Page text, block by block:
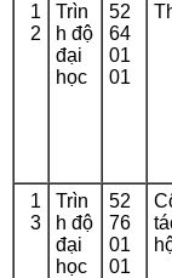
1
2
Trìn
h độ
đại
học
52
64
01
01
1
3
Trìn
h độ
đại
học
52
76
01
01